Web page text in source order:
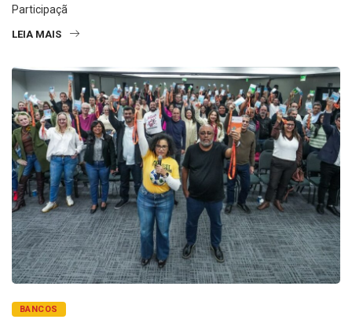
Participaçã
LEIA MAIS
BANCOS